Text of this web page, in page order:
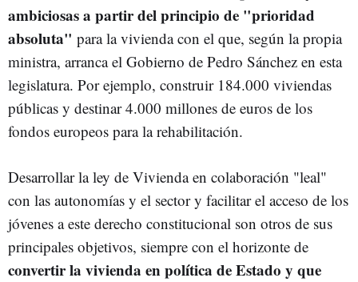
ambiciosas a partir del principio de "prioridad
absoluta" para la vivienda con el que, según la propia
ministra, arranca el Gobierno de Pedro Sánchez en esta
legislatura. Por ejemplo, construir 184.000 viviendas
públicas y destinar 4.000 millones de euros de los
fondos europeos para la rehabilitación.
Desarrollar la ley de Vivienda en colaboración "leal"
con las autonomías y el sector y facilitar el acceso de los
jóvenes a este derecho constitucional son otros de sus
principales objetivos, siempre con el horizonte de
convertir la vivienda en política de Estado y que